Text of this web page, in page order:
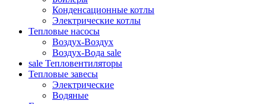
Конденсационные котлы
Электрические котлы
Тепловые насосы
Воздух-Воздух
Воздух-Вода sale
sale Тепловентиляторы
Тепловые завесы
Электрические
Водяные